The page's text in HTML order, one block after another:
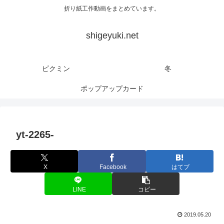
折り紙工作動画をまとめています。
shigeyuki.net
ピクミン 冬
ポップアップカード
yt-2265-
X Facebook はてブ
LINE コピー
2019.05.20